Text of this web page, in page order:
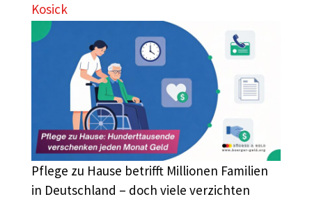
Kosick
Pflege zu Hause betrifft Millionen Familien
in Deutschland – doch viele verzichten